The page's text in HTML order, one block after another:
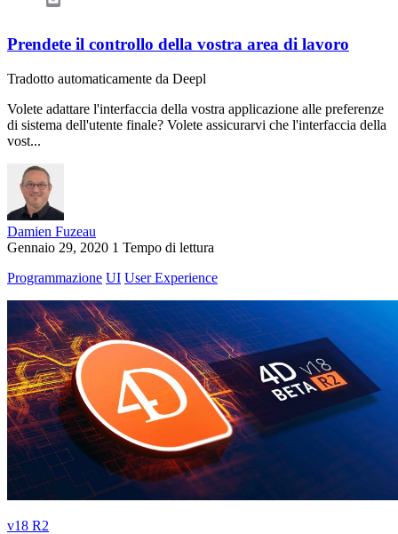
Prendete il controllo della vostra area di lavoro
Tradotto automaticamente da Deepl
Volete adattare l'interfaccia della vostra applicazione alle preferenze
di sistema dell'utente finale? Volete assicurarvi che l'interfaccia della
vost...
Damien Fuzeau
Gennaio 29, 2020 1 Tempo di lettura
Programmazione UI User Experience
v18 R2